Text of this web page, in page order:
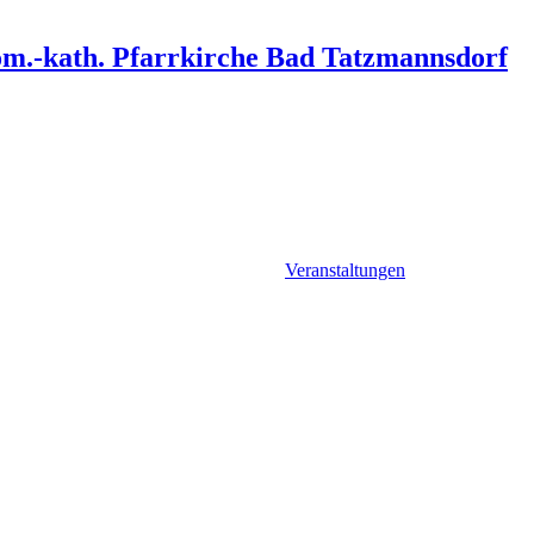
kath. Pfarrkirche Bad Tatzmannsdorf
Veranstaltungen